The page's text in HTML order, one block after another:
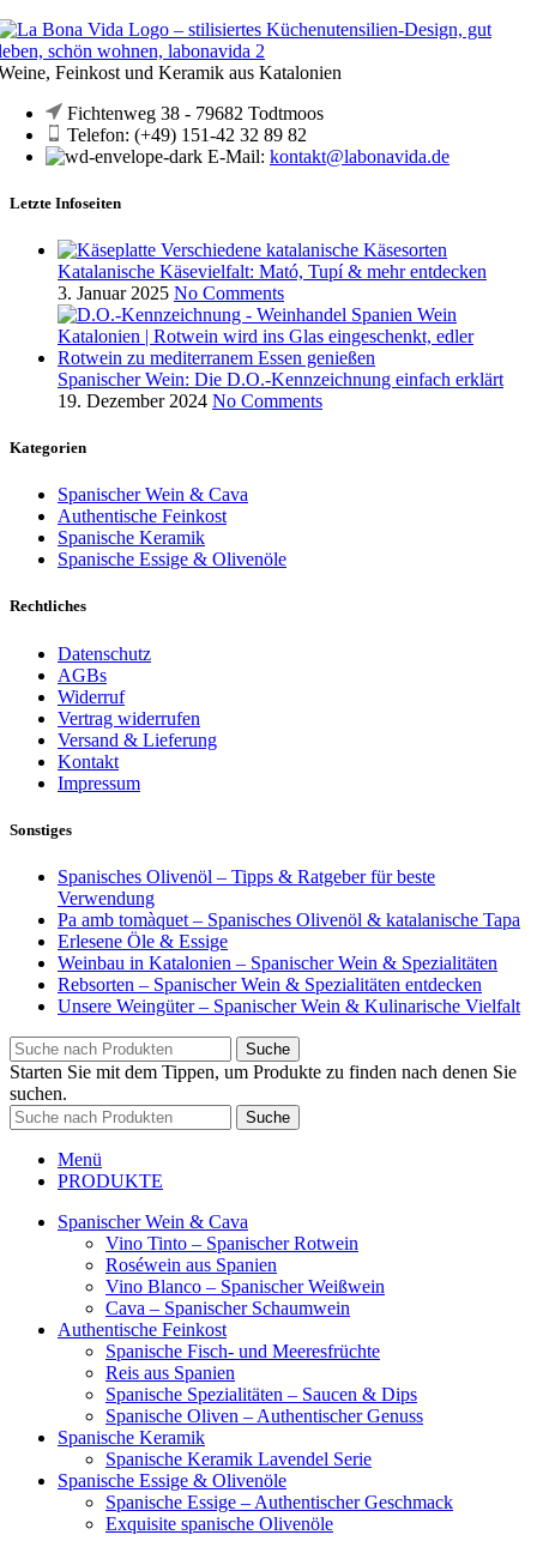
Feinkost und Keramik aus Katalonien
Fichtenweg 38 - 79682 Todtmoos
Telefon: (+49) 151-42 32 89 82
E-Mail: kontakt@labonavida.de
Letzte Infoseiten
Katalanische Käsevielfalt: Mató, Tupí & mehr entdecken
3. Januar 2025 No Comments
Spanischer Wein: Die D.O.-Kennzeichnung einfach erklärt
19. Dezember 2024 No Comments
Kategorien
Spanischer Wein & Cava
Authentische Feinkost
Spanische Keramik
Spanische Essige & Olivenöle
Rechtliches
Datenschutz
AGBs
Widerruf
Vertrag widerrufen
Versand & Lieferung
Kontakt
Impressum
Sonstiges
Spanisches Olivenöl – Tipps & Ratgeber für beste
Verwendung
Pa amb tomàquet – Spanisches Olivenöl & katalanische Tapa
Erlesene Öle & Essige
Weinbau in Katalonien – Spanischer Wein & Spezialitäten
Rebsorten – Spanischer Wein & Spezialitäten entdecken
Unsere Weingüter – Spanischer Wein & Kulinarische Vielfalt
Suche
Starten Sie mit dem Tippen, um Produkte zu finden nach denen Sie
suchen.
Suche
Menü
PRODUKTE
Spanischer Wein & Cava
Vino Tinto – Spanischer Rotwein
Roséwein aus Spanien
Vino Blanco – Spanischer Weißwein
Cava – Spanischer Schaumwein
Authentische Feinkost
Spanische Fisch- und Meeresfrüchte
Reis aus Spanien
Spanische Spezialitäten – Saucen & Dips
Spanische Oliven – Authentischer Genuss
Spanische Keramik
Spanische Keramik Lavendel Serie
Spanische Essige & Olivenöle
Spanische Essige – Authentischer Geschmack
Exquisite spanische Olivenöle